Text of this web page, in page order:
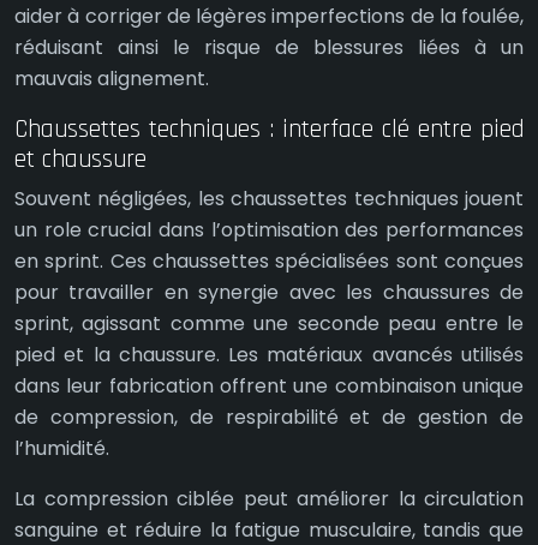
aider à corriger de légères imperfections de la foulée,
réduisant ainsi le risque de blessures liées à un
mauvais alignement.
Chaussettes techniques : interface clé entre pied
et chaussure
Souvent négligées, les chaussettes techniques jouent
un role crucial dans l’optimisation des performances
en sprint. Ces chaussettes spécialisées sont conçues
pour travailler en synergie avec les chaussures de
sprint, agissant comme une seconde peau entre le
pied et la chaussure. Les matériaux avancés utilisés
dans leur fabrication offrent une combinaison unique
de compression, de respirabilité et de gestion de
l’humidité.
La compression ciblée peut améliorer la circulation
sanguine et réduire la fatigue musculaire, tandis que